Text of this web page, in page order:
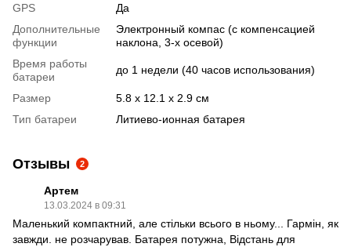
GPS
Да
Дополнительные
функции
Электронный компас (с компенсацией
наклона, 3-х осевой)
Время работы
батареи
до 1 недели (40 часов использования)
Размер
5.8 x 12.1 x 2.9 см
Тип батареи
Литиево-ионная батарея
Отзывы 2
Артем
13.03.2024 в 09:31
Маленький компактний, але стільки всього в ньому... Гармін, як
завжди. не розчарував. Батарея потужна, Відстань для